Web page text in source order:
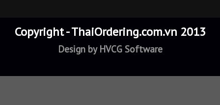
Copyright - ThaiOrdering.com.vn 2013
Design byHVCG Software